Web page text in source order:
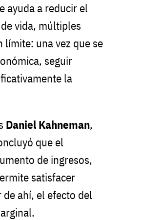
ayuda a reducir el
vida, múltiples
límite: una vez que se
seguir
la
Daniel Kahneman,
que el
de ingresos,
satisfacer
ahí, el efecto del